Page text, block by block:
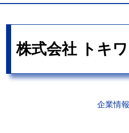
株式会社 トキワ
企業情報